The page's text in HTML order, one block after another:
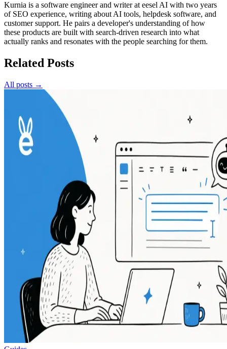
Kurnia is a software engineer and writer at eesel AI with two years
of SEO experience, writing about AI tools, helpdesk software, and
customer support. He pairs a developer's understanding of how
these products are built with search-driven research into what
actually ranks and resonates with the people searching for them.
Related Posts
All posts →